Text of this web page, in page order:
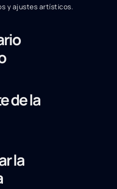
y ajustes artísticos.
de la
la